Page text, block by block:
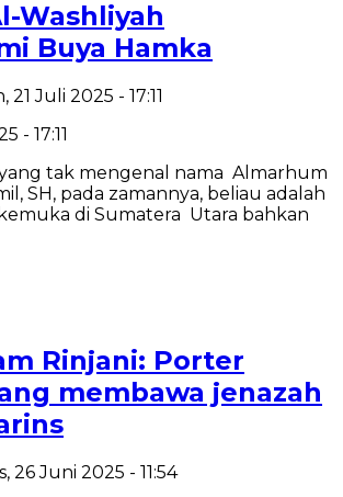
Washliyah
Buya Hamka
21 Juli 2025 - 17:11
- 17:11
yang tak mengenal nama Almarhum
SH, pada zamannya, beliau adalah
di Sumatera Utara bahkan
Rinjani: Porter
membawa jenazah
26 Juni 2025 - 11:54